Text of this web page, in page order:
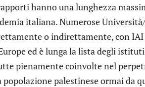
hanno una lunghezza
italiana. Numerose
o indirettamente, con
ed è lunga la lista degli
pienamente coinvolte nel
palestinese ormai da